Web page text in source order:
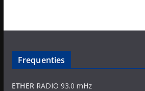
Frequenties
ETHERRADIO 93.0 mHz